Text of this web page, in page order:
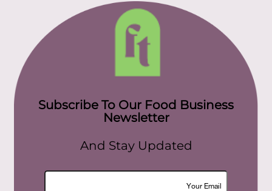
Subscribe To Our Food Business
Newsletter
And Stay Updated